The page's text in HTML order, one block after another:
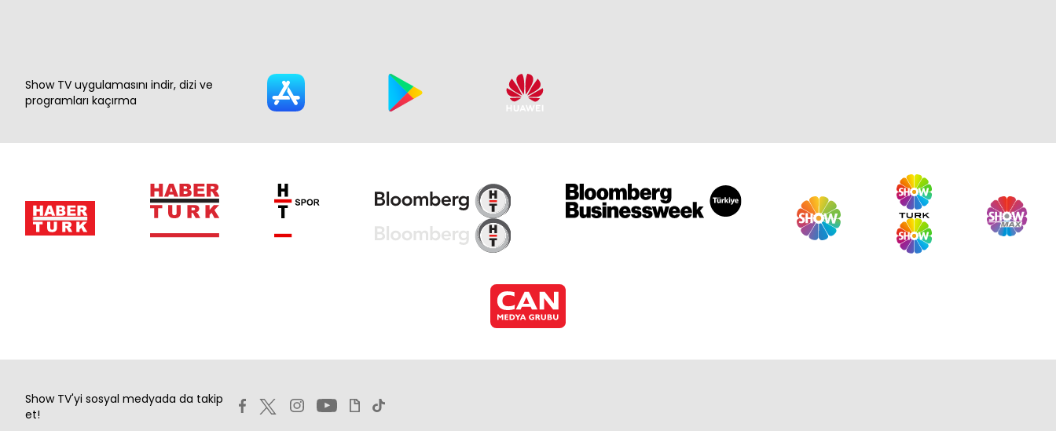
Show TV uygulamasını indir, dizi ve
programları kaçırma
Show TV'yi sosyal medyada da takip
et!